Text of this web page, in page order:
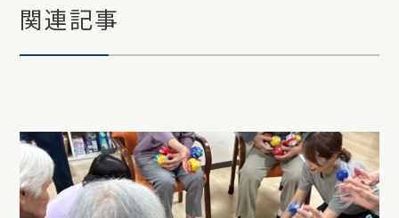
関連記事